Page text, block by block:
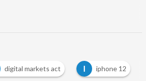
digital markets act I iphone 12